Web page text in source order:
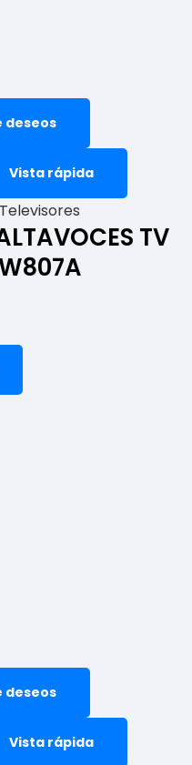
deseos
Vista rápida
TV
deseos
Vista rápida